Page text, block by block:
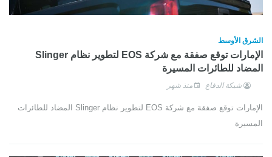
الشرق الأوسط
الإمارات توقع صفقة مع شركة EOS لتطوير نظام Slinger
المضاد للطائرات المسيرة
شبكة الدفاع منذ شهر
الإمارات توقع صفقة مع شركة EOS لتطوير نظام Slinger المضاد للطائرات
المسيرة